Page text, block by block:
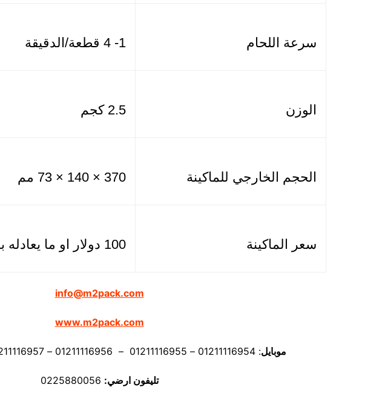
سرعة اللحام 1- 4 قطعة/الدقيقة
الوزن 2.5 كجم
الحجم الخارجي للماكينة 370 × 140 × 73 مم
سعر الماكينة 100 دولار او ما يعادله بالجنيه المصرى
info@m2pack.com
www.m2pack.com
موبايل: 01211116954 – 01211116955 – 01211116956 – 01211116957 – 01211116958
تليفون ارضي: